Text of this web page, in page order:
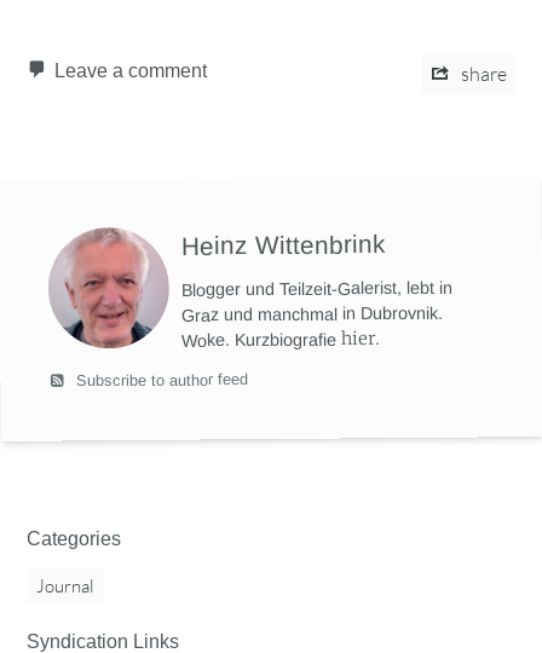
Leave a comment share
Heinz Wittenbrink
Blogger und Teilzeit-Galerist, lebt in
Graz und manchmal in Dubrovnik.
Woke. Kurzbiografiehier.
Subscribe to author feed
Categories
Journal
Syndication Links